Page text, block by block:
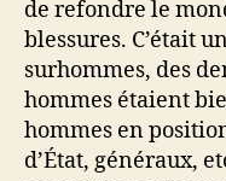
de refondre le
blessures. C’était
surhommes, des
hommes étaient
hommes en
d’État, généraux,